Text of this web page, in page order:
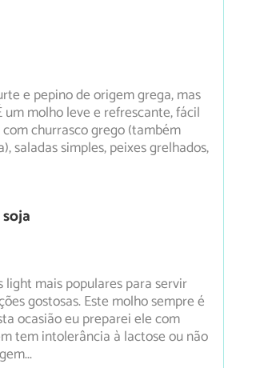
e pepino de origem grega, mas
molho leve e refrescante, fácil
churrasco grego (também
saladas simples, peixes grelhados,
mais populares para servir
gostosas. Este molho sempre é
ocasião eu preparei ele com
tem intolerância à lactose ou não
...